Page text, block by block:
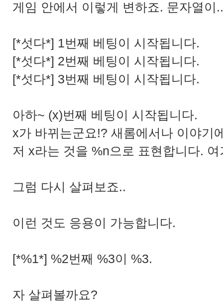
게임 안에서 이렇게 변하죠. 문자열이
[*섯다*] 1번째 베팅이 시작됩니다.
[*섯다*] 2번째 베팅이 시작됩니다.
[*섯다*] 3번째 베팅이 시작됩니다.
아하~ (x)번째 베팅이 시작됩니다.
x가 바뀌는군요!? 새롬에서나 이야기
저 x라는 것을 %n으로 표현합니다.
그럼 다시 살펴보죠..
이런 것도 응용이 가능합니다.
[*%1*] %2번째 %3이 %3.
자 살펴볼까요?